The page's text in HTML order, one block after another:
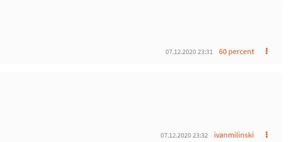
60 percent
07.12.2020 23:31
ivanmilinski
07.12.2020 23:32